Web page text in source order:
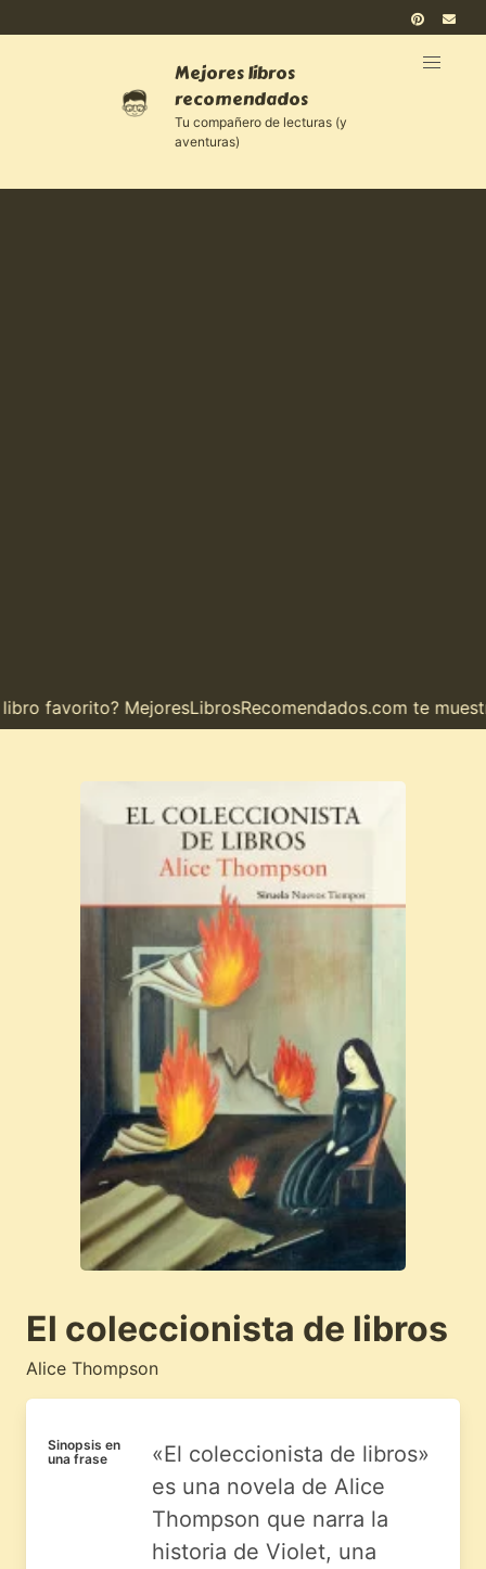
Mejores libros
recomendados
Tu compañero de lecturas (y
aventuras)
MejoresLibrosRecomendados.com te muestra el
El coleccionista de libros
Alice Thompson
Sinopsis en
una frase
«El coleccionista de libros»
es una novela de Alice
Thompson que narra la
historia de Violet, una